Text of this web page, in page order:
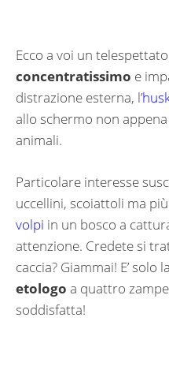
Ecco a voi un
concentratissimo e
distrazione esterna, l’
allo schermo non
animali.
Particolare interesse
uccellini, scoiattoli ma
volpi in un bosco a
attenzione. Credete si
caccia? Giammai! E’
etologo a quattro
soddisfatta!